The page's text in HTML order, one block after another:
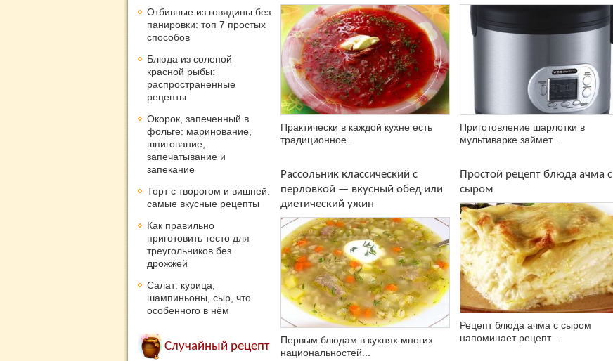
Практически в каждой кухне есть
традиционное...
Рассольник классический с
перловкой — вкусный обед или
диетический ужин
Первым блюдам в кухнях многих
национальностей...
Приготовление шарлотки в
мультиварке займет...
Простой рецепт блюда ачма с
сыром
Рецепт блюда ачма с сыром
напоминает рецепт...
Отбивные из говядины без
панировки: топ 7 простых
способов
Блюда из соленой
красной рыбы:
распространенные
рецепты
Окорок, запеченный в
фольге: маринование,
шпигование,
запечатывание и
запекание
Торт с творогом и вишней:
самые вкусные рецепты
Как правильно
приготовить тесто для
треугольников без
дрожжей
Салат: курица,
шампиньоны, сыр, что
особенного в нём
Случайный рецепт